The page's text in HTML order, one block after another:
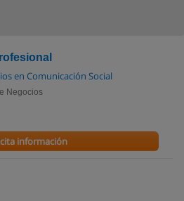
en Comunicación Social
Negocios
información